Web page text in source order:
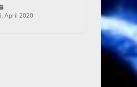
April 2020